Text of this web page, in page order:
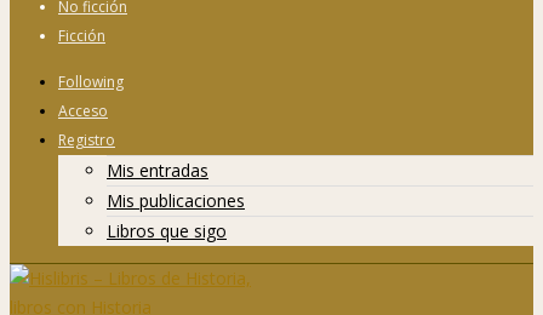
No ficción
Ficción
Following
Acceso
Registro
Mis entradas
Mis publicaciones
Libros que sigo